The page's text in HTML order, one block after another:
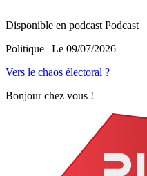
Disponible en podcast Podcast
Politique | Le 09/07/2026
Vers le chaos électoral ?
Bonjour chez vous !